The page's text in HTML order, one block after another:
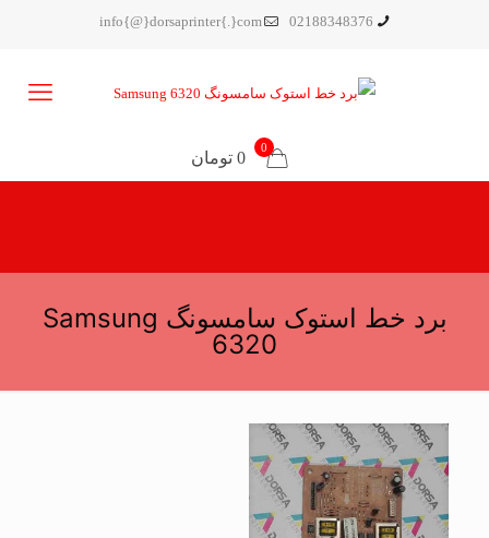
02188348376
info{@}dorsaprinter{.}com
0
0 تومان
برد خط استوک سامسونگ Samsung
6320